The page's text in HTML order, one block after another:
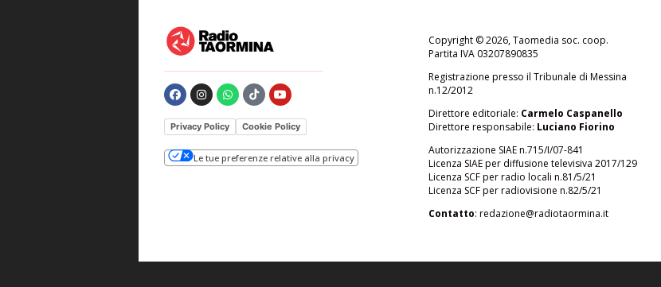
Privacy Policy Cookie Policy
Le tue preferenze relative alla privacy
Copyright © 2026, Taomedia soc. coop.
Partita IVA 03207890835
Registrazione presso il Tribunale di Messina
n.12/2012
Direttore editoriale: Carmelo Caspanello
Direttore responsabile: Luciano Fiorino
Autorizzazione SIAE n.715/I/07-841
Licenza SIAE per diffusione televisiva 2017/129
Licenza SCF per radio locali n.81/5/21
Licenza SCF per radiovisione n.82/5/21
Contatto: redazione@radiotaormina.it